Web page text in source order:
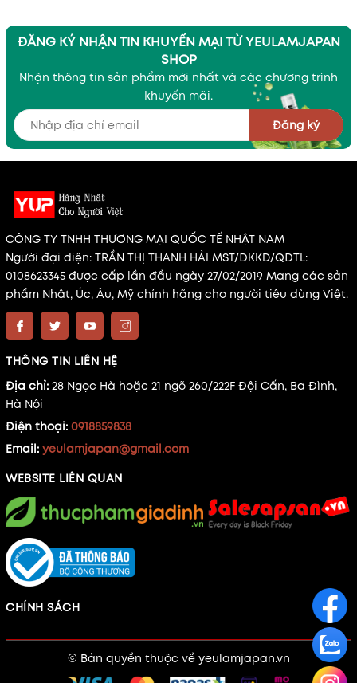
ĐĂNG KÝ NHẬN TIN KHUYẾN MẠI TỪ YEULAMJAPAN
SHOP
Nhận thông tin sản phẩm mới nhất và các chương trình
khuyến mãi.
Đăng ký
CÔNG TY TNHH THƯƠNG MẠI QUỐC TẾ NHẬT NAM
Người đại diện: TRẦN THỊ THANH HẢI MST/ĐKKD/QĐTL:
0108623345 được cấp lần đầu ngày 27/02/2019 Mang các sản
phẩm Nhật, Úc, Âu, Mỹ chính hãng cho người tiêu dùng Việt.
THÔNG TIN LIÊN HỆ
Địa chỉ: 28 Ngọc Hà hoặc 21 ngõ 260/222F Đội Cấn, Ba Đình,
Hà Nội
Điện thoại: 0918859838
Email: yeulamjapan@gmail.com
WEBSITE LIÊN QUAN
CHÍNH SÁCH
© Bản quyền thuộc về yeulamjapan.vn